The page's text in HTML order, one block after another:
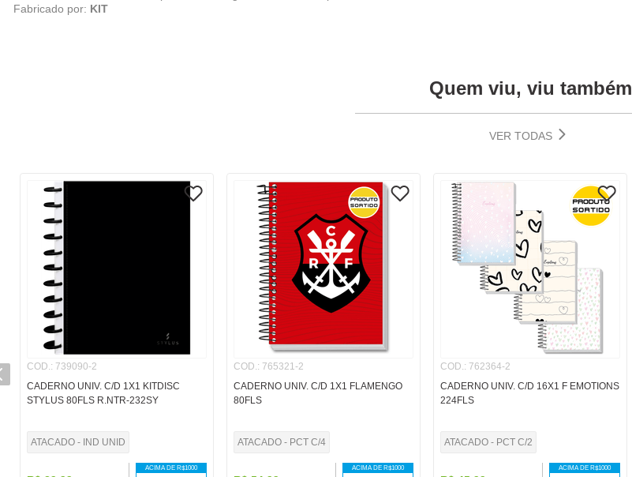
Fabricado por: KIT
Quem viu, viu também
VER TODAS
COD.: 739090-2
CADERNO UNIV. C/D 1X1 KITDISC
STYLUS 80FLS R.NTR-232SY
ATACADO - IND UNID
ACIMA DE R$1000
COD.: 765321-2
CADERNO UNIV. C/D 1X1 FLAMENGO
80FLS
ATACADO - PCT C/4
ACIMA DE R$1000
COD.: 762364-2
CADERNO UNIV. C/D 16X1 F EMOTIONS
224FLS
ATACADO - PCT C/2
ACIMA DE R$1000